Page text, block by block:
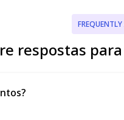
respostas